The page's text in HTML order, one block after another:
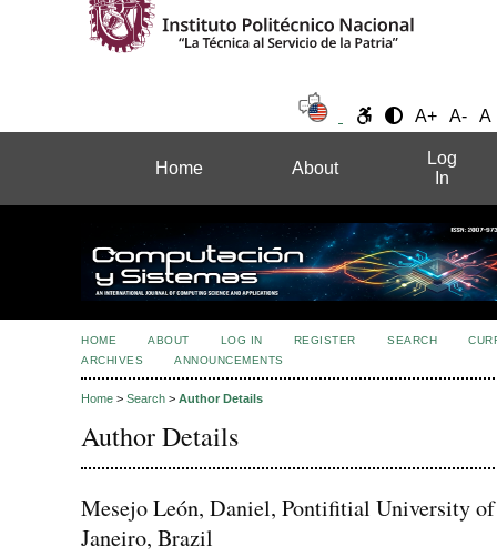
A+ A- A
Home About
Log
In
HOME ABOUT LOG IN REGISTER SEARCH
ARCHIVES
ANNOUNCEMENTS
Home > Search > Author Details
Author Details
Mesejo León, Daniel, Pontifitial University
Janeiro, Brazil